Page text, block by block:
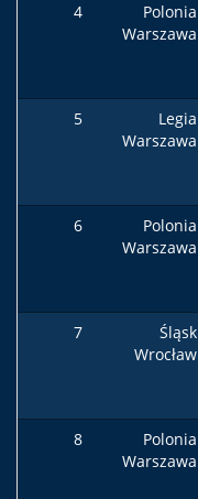
4
Polonia
Warszawa
5
Legia
Warszawa
6
Polonia
Warszawa
7
Śląsk
Wrocław
8
Polonia
Warszawa